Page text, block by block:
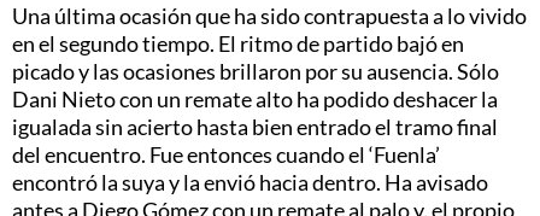
Una última ocasión que ha sido contrapuesta a lo vivido
en el segundo tiempo. El ritmo de partido bajó en
picado y las ocasiones brillaron por su ausencia. Sólo
Dani Nieto con un remate alto ha podido deshacer la
igualada sin acierto hasta bien entrado el tramo final
del encuentro. Fue entonces cuando el ‘Fuenla’
encontró la suya y la envió hacia dentro. Ha avisado
antes a Diego Gómez con un remate al palo y, el propio